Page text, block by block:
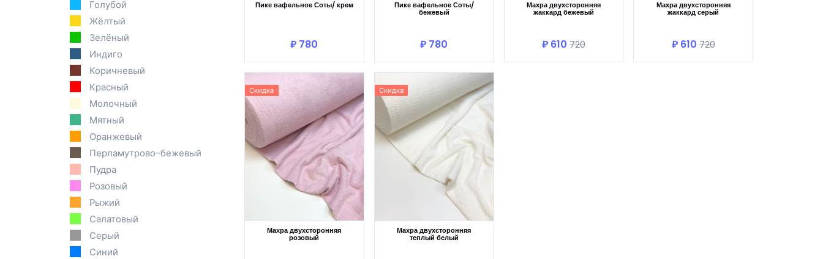
Голубой
Жёлтый
Зелёный
Индиго
Коричневый
Красный
Молочный
Мятный
Оранжевый
Перламутрово-бежевый
Пудра
Розовый
Рыжий
Салатовый
Серый
Синий
Пике вафельное Соты/ крем
₽ 780
Пике вафельное Соты/
бежевый
₽ 780
В корзину
Махра двухсторонняя
жаккард бежевый
₽ 610 720
В корзину
Махра двухсторонняя
жаккард серый
₽ 610 720
Скидка
В корзину
Махра двухсторонняя
розовый
Скидка
Махра двухсторонняя
теплый белый